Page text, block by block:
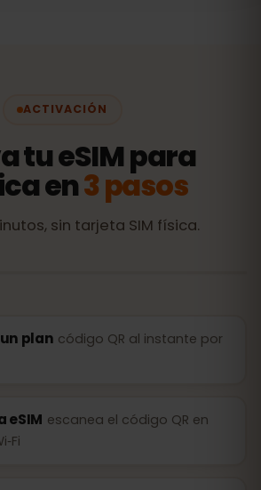
ACTIVACIÓN
tu eSIM para
en3 pasos
sin tarjeta SIM física.
plan código QR al instante por
eSIM escanea el código QR en